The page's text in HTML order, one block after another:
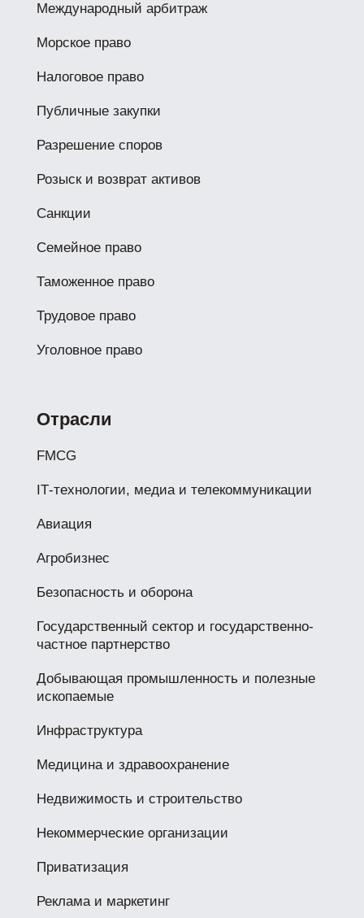
Международный арбитраж
Морское право
Налоговое право
Публичные закупки
Разрешение споров
Розыск и возврат активов
Санкции
Семейное право
Таможенное право
Трудовое право
Уголовное право
Отрасли
FMCG
IТ-технологии, медиа и телекоммуникации
Авиация
Агробизнес
Безопасность и оборона
Государственный сектор и государственно-
частное партнерство
Добывающая промышленность и полезные
ископаемые
Инфраструктура
Медицина и здравоохранение
Недвижимость и строительство
Некоммерческие организации
Приватизация
Реклама и маркетинг